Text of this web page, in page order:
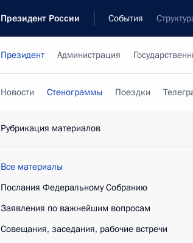
Президент России События
Президент Администрация
Новости Стенограммы Поездки
Рубрикация материалов
Все материалы
Послания Федеральному Собранию
Заявления по важнейшим вопросам
Совещания, заседания, рабочие встречи